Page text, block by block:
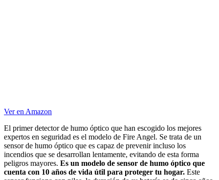
Ver en Amazon
El primer detector de humo óptico que han escogido los mejores
expertos en seguridad es el modelo de Fire Angel. Se trata de un
sensor de humo óptico que es capaz de prevenir incluso los
incendios que se desarrollan lentamente, evitando de esta forma
peligros mayores. Es un modelo de sensor de humo óptico que
cuenta con 10 años de vida útil para proteger tu hogar. Este